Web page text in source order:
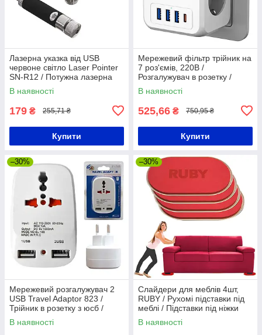
Лазерна указка від USB
червоне світло Laser Pointer
SN-R12 / Потужна лазерна
юсб указка з насадками
В наявності
179 ₴ 255,71 ₴
Купити
Мережевий фільтр трійник на
7 роз'ємів, 220В /
Розгалужувач в розетку /
Трійник з юсб / Мережевий
адаптер
В наявності
525,66 ₴ 750,95 ₴
Купити
–30%
Мережевий розгалужувач 2
USB Travel Adaptor 823 /
Трійник в розетку з юсб /
Мережевий адаптер для
подорожей
В наявності
–30%
Слайдери для меблів 4шт,
RUBY / Рухомі підставки під
меблі / Підставки під ніжки
В наявності